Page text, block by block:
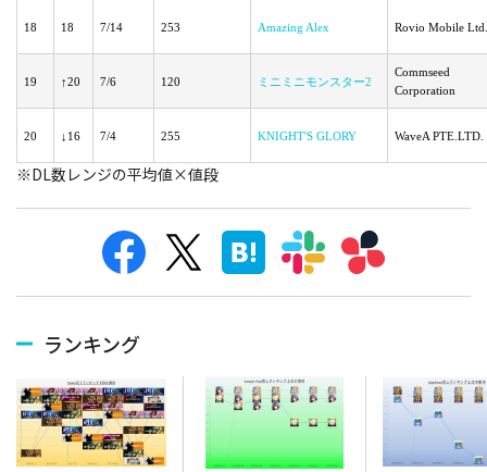
18 18 7/14 253 Amazing Alex Rovio Mobile Ltd.
19 ↑20 7/6 120 ミニミニモンスター2
Commseed
Corporation
20 ↓16 7/4 255 KNIGHT'S GLORY WaveA PTE.LTD.
※DL数レンジの平均値×値段
ランキング